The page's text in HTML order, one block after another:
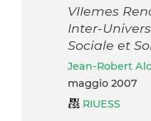
VIIemes
Inter-
Sociale et
Jean-Robert
maggio 2007
RIUESS